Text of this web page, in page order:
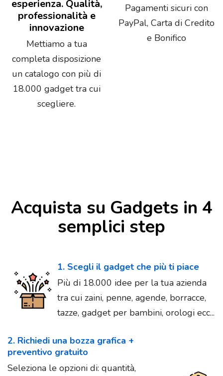
esperienza. Qualità,
professionalità e
innovazione
Mettiamo a tua
completa disposizione
un catalogo con più di
18.000 gadget tra cui
scegliere.
Pagamenti sicuri con
PayPal, Carta di Credito
e Bonifico
Acquista su Gadgets in 4
semplici step
1. Scegli il gadget che più ti piace
Più di 18.000 idee per la tua azienda
tra cui zaini, penne, agende, borracce,
tazze, gadget per bambini, orologi ecc...
2. Richiedi una bozza grafica +
preventivo gratuito
Seleziona le opzioni di: quantità,